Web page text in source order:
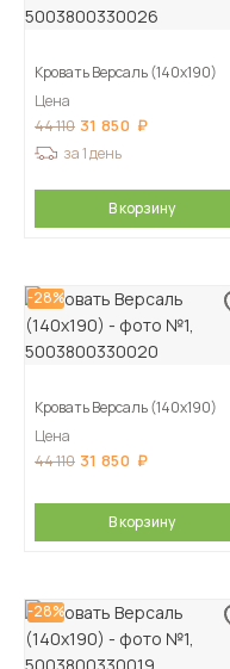
Кровать Версаль (140х190)
Цена
44 110 31 850
за 1 день
В корзину
-28%
Кровать Версаль (140х190)
Цена
44 110 31 850
В корзину
-28%